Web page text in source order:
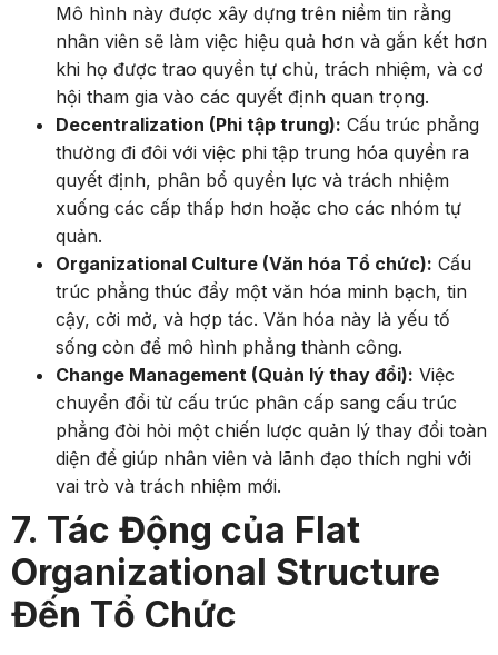
Mô hình này được xây dựng trên niềm tin rằng
nhân viên sẽ làm việc hiệu quả hơn và gắn kết hơn
khi họ được trao quyền tự chủ, trách nhiệm, và cơ
hội tham gia vào các quyết định quan trọng.
Decentralization (Phi tập trung): Cấu trúc phẳng
thường đi đôi với việc phi tập trung hóa quyền ra
quyết định, phân bổ quyền lực và trách nhiệm
xuống các cấp thấp hơn hoặc cho các nhóm tự
quản.
Organizational Culture (Văn hóa Tổ chức): Cấu
trúc phẳng thúc đẩy một văn hóa minh bạch, tin
cậy, cởi mở, và hợp tác. Văn hóa này là yếu tố
sống còn để mô hình phẳng thành công.
Change Management (Quản lý thay đổi): Việc
chuyển đổi từ cấu trúc phân cấp sang cấu trúc
phẳng đòi hỏi một chiến lược quản lý thay đổi toàn
diện để giúp nhân viên và lãnh đạo thích nghi với
vai trò và trách nhiệm mới.
7. Tác Động của Flat
Organizational Structure
Đến Tổ Chức